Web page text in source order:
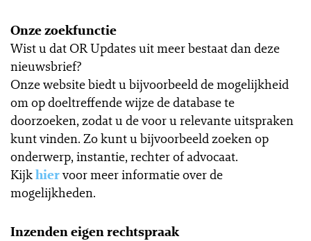
Onze zoekfunctie
Wist u dat OR Updates uit meer bestaat dan deze
nieuwsbrief?
Onze website biedt u bijvoorbeeld de mogelijkheid
om op doeltreffende wijze de database te
doorzoeken, zodat u de voor u relevante uitspraken
kunt vinden. Zo kunt u bijvoorbeeld zoeken op
onderwerp, instantie, rechter of advocaat.
Kijkhiervoor meer informatie over de
mogelijkheden.
Inzenden eigen rechtspraak